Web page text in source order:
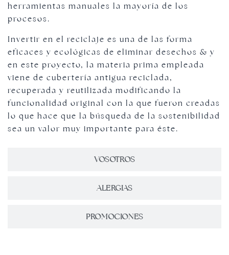
VOSOTROS
ALERGIAS
PROMOCIONES
herramientas manuales la mayoría de los
procesos.
Invertir en el reciclaje es una de las forma
eficaces y ecológicas de eliminar desechos & y
en este proyecto, la materia prima empleada
viene de cubertería antigua reciclada,
recuperada y reutilizada modificando la
funcionalidad original con la que fueron creadas
lo que hace que la búsqueda de la sostenibilidad
sea un valor muy importante para éste.